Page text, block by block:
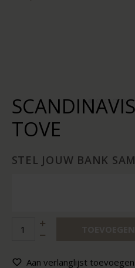
TOVE
STEL JOUW BANK
Aan verlanglijst toevoegen